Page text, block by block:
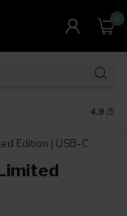
0
4.9 /5
Edition | USB-C